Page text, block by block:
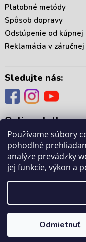
Používame súbory
pohodlné
analýze prevádzky
jej funkcie, výkon a
Odmietnuť
Platobné metódy
Spôsob dopravy
Odstúpenie od kúpnej
Reklamácia v
Sledujte nás:
Online platby: